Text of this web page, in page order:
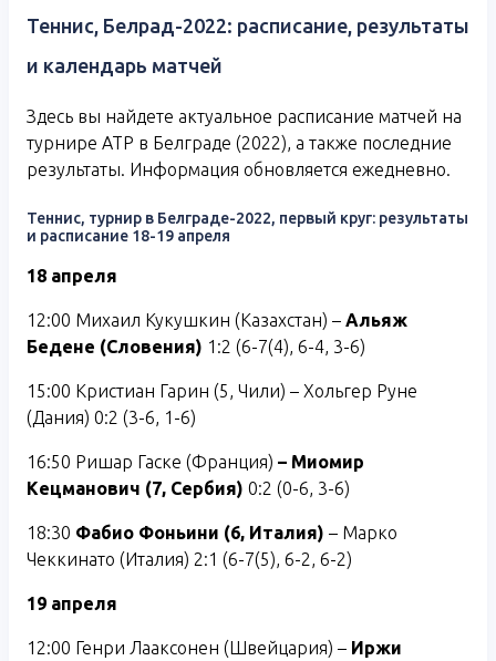
Теннис, Белрад-2022: расписание, результаты
и календарь матчей
Здесь вы найдете актуальное расписание матчей на
турнире АТР в Белграде (2022), а также последние
результаты. Информация обновляется ежедневно.
Теннис, турнир в Белграде-2022, первый круг: результаты
и расписание 18-19 апреля
18 апреля
12:00 Михаил Кукушкин (Казахстан) – Альяж
Бедене (Словения) 1:2 (6-7(4), 6-4, 3-6)
15:00 Кристиан Гарин (5, Чили) – Хольгер Руне
(Дания) 0:2 (3-6, 1-6)
16:50 Ришар Гаске (Франция) – Миомир
Кецманович (7, Сербия) 0:2 (0-6, 3-6)
18:30 Фабио Фоньини (6, Италия) – Марко
Чеккинато (Италия) 2:1 (6-7(5), 6-2, 6-2)
19 апреля
12:00 Генри Лааксонен (Швейцария) – Иржи